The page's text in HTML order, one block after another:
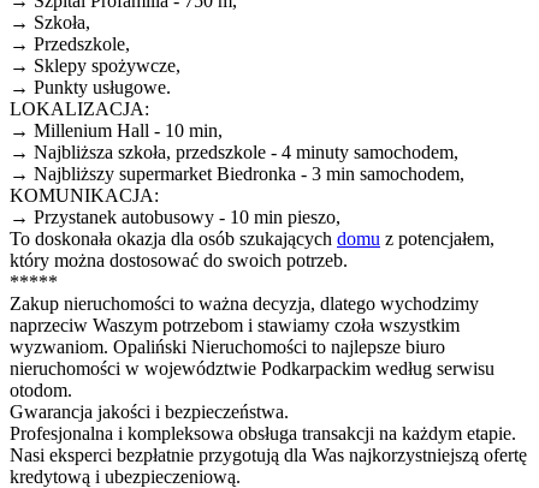
→ Szkoła,
→ Przedszkole,
→ Sklepy spożywcze,
→ Punkty usługowe.
LOKALIZACJA:
→ Millenium Hall - 10 min,
→ Najbliższa szkoła, przedszkole - 4 minuty samochodem,
→ Najbliższy supermarket Biedronka - 3 min samochodem,
KOMUNIKACJA:
→ Przystanek autobusowy - 10 min pieszo,
To doskonała okazja dla osób szukających domu z potencjałem,
który można dostosować do swoich potrzeb.
*****
Zakup nieruchomości to ważna decyzja, dlatego wychodzimy
naprzeciw Waszym potrzebom i stawiamy czoła wszystkim
wyzwaniom. Opaliński Nieruchomości to najlepsze biuro
nieruchomości w województwie Podkarpackim według serwisu
otodom.
Gwarancja jakości i bezpieczeństwa.
Profesjonalna i kompleksowa obsługa transakcji na każdym etapie.
Nasi eksperci bezpłatnie przygotują dla Was najkorzystniejszą ofertę
kredytową i ubezpieczeniową.